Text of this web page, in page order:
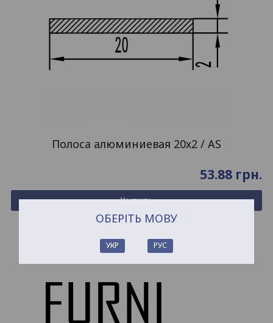
Полоса алюминиевая 20х2 / AS
53.88 грн.
Купить
ОБЕРІТЬ МОВУ
УКР РУС